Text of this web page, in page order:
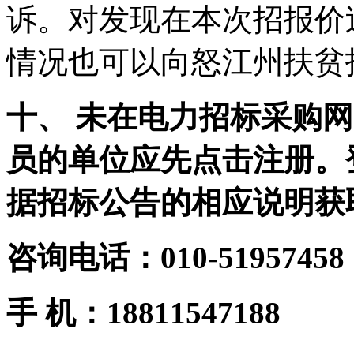
诉。对发现在本次招报
情况也可以向怒江州扶
十、 未在电力招标采购
员的单位应先点击注册
据招标公告的相应说明获
咨询电话：010-51957458
手 机：18811547188